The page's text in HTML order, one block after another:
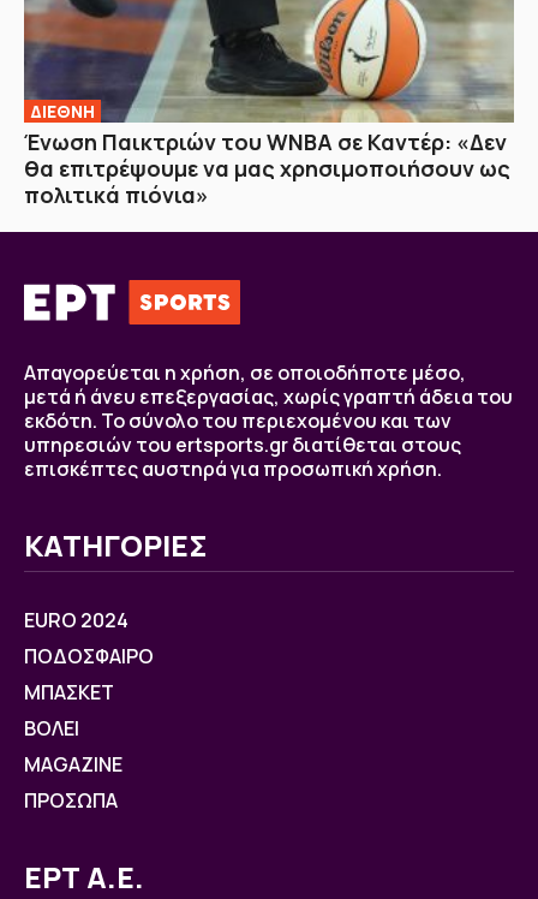
ΔΙΕΘΝΗ
Ένωση Παικτριών του WNBA σε Καντέρ: «Δεν
θα επιτρέψουμε να μας χρησιμοποιήσουν ως
πολιτικά πιόνια»
Απαγορεύεται η χρήση, σε οποιοδήποτε μέσο,
μετά ή άνευ επεξεργασίας, χωρίς γραπτή άδεια του
εκδότη. Το σύνολο του περιεχομένου και των
υπηρεσιών του ertsports.gr διατίθεται στους
επισκέπτες αυστηρά για προσωπική χρήση.
ΚΑΤΗΓΟΡΙΕΣ
EURO 2024
ΠΟΔΟΣΦΑΙΡΟ
ΜΠΑΣΚΕΤ
ΒOΛΕΙ
MAGAZINE
ΠΡΟΣΩΠΑ
ΕΡΤ Α.Ε.